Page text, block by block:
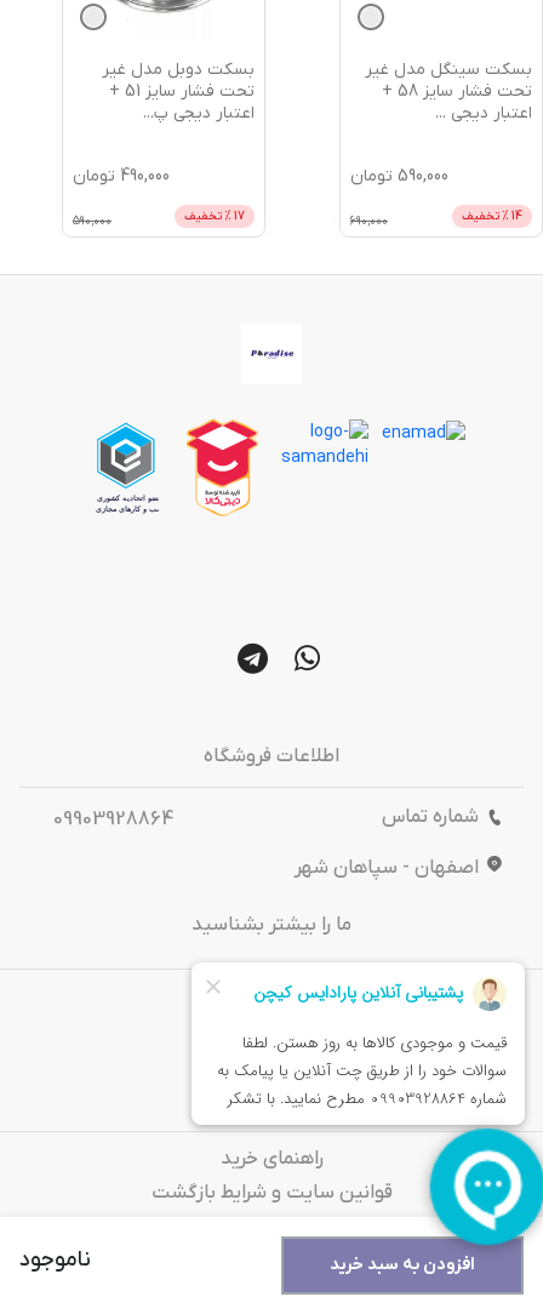
افزودن به سبد خرید ناموجود
بسکت سینگل مدل غیر
تحت فشار سایز 58 +
اعتبار دیجی ...
590,000 تومان
14 % تخفیف 690,000
بسکت دوبل مدل غیر
تحت فشار سایز 51 +
اعتبار دیجی پ...
490,000 تومان
17 % تخفیف 590,000
اطلاعات فروشگاه
شماره تماس
09903928864
اصفهان - سپاهان شهر
ما را بیشتر بشناسید
درباره‌ ما
تماس باما
خدمات مشتریان
راهنمای خرید
قوانین سایت و شرایط بازگشت